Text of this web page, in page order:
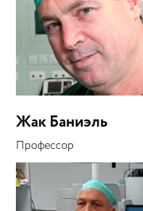
Жак Баниэль
Профессор